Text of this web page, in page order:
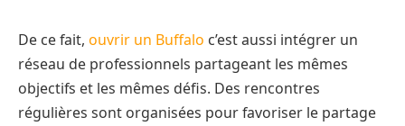
De ce fait, ouvrir un Buffalo c’est aussi intégrer un
réseau de professionnels partageant les mêmes
objectifs et les mêmes défis. Des rencontres
régulières sont organisées pour favoriser le partage